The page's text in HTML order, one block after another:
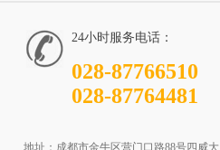
24小时服务电话：
028-87766510
028-87764481